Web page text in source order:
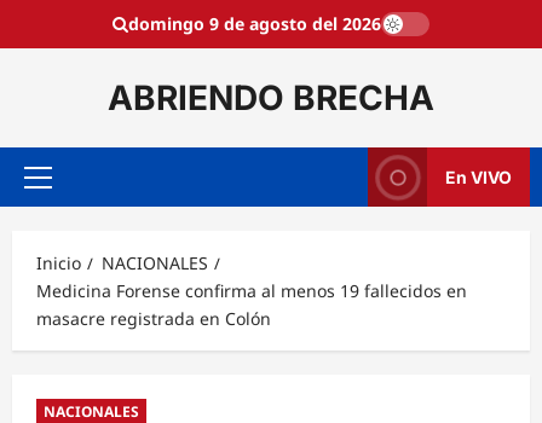
domingo 9 de agosto del 2026
ABRIENDO BRECHA
Menú
En VIVO
Inicio
NACIONALES
Medicina Forense confirma al menos 19 fallecidos en
masacre registrada en Colón
NACIONALES